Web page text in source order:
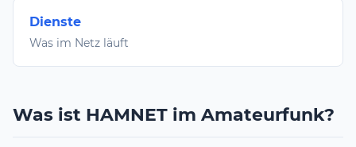
Dienste
Was im Netz läuft
Was ist HAMNET im Amateurfunk?